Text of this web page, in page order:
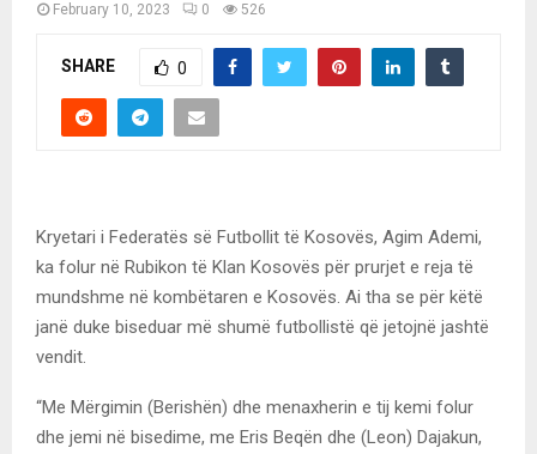
February 10, 2023 0 526
SHARE 0
Kryetari i Federatës së Futbollit të Kosovës, Agim Ademi,
ka folur në Rubikon të Klan Kosovës për prurjet e reja të
mundshme në kombëtaren e Kosovës. Ai tha se për këtë
janë duke biseduar më shumë futbollistë që jetojnë jashtë
vendit.
“Me Mërgimin (Berishën) dhe menaxherin e tij kemi folur
dhe jemi në bisedime, me Eris Beqën dhe (Leon) Dajakun,